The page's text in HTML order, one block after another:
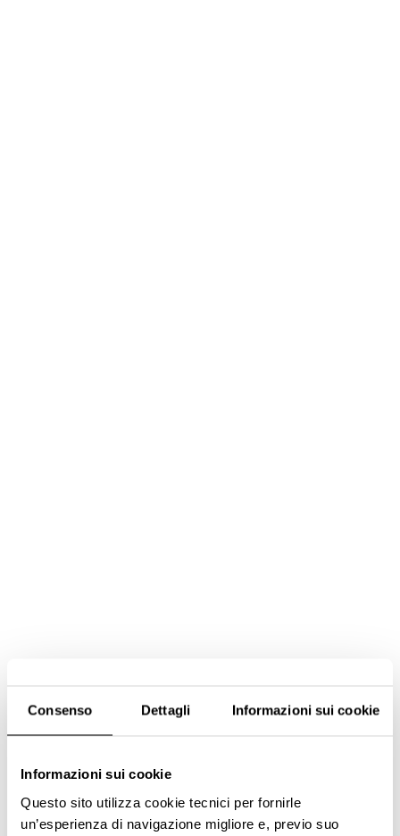
Consenso Dettagli Informazioni sui cookie
Informazioni sui cookie
Questo sito utilizza cookie tecnici per fornirle
un’esperienza di navigazione migliore e, previo suo